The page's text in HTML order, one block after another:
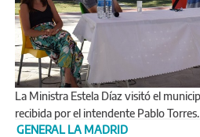
La Ministra Estela Díaz visitó el municipio de Laprida donde fue
recibida por el intendente Pablo Torres.
GENERAL LA MADRID